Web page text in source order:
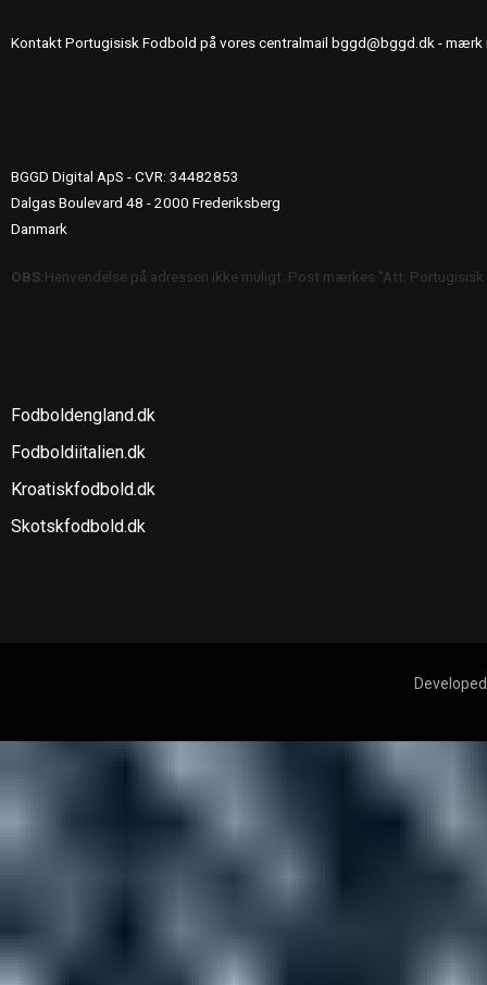
Kontakt Portugisisk Fodbold på vores centralmail bggd@bggd.dk - mærk
BGGD Digital ApS - CVR: 34482853
Dalgas Boulevard 48 - 2000 Frederiksberg
Danmark
OBS:Henvendelse på adressen ikke muligt. Post mærkes "Att:
Fodboldengland.dk
Fodboldiitalien.dk
Kroatiskfodbold.dk
Skotskfodbold.dk